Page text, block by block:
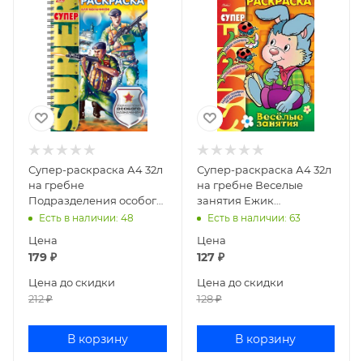
Супер-раскраска А4 32л
на гребне
Подразделения особого
назначения
Есть в наличии: 48
Цена
179 ₽
Цена до скидки
212₽
В корзину
Супер-раскраска А4 32л
на гребне Веселые
занятия Ежик
32Р4гр_06479
Есть в наличии: 63
Цена
127₽
Цена до скидки
128₽
В корзину